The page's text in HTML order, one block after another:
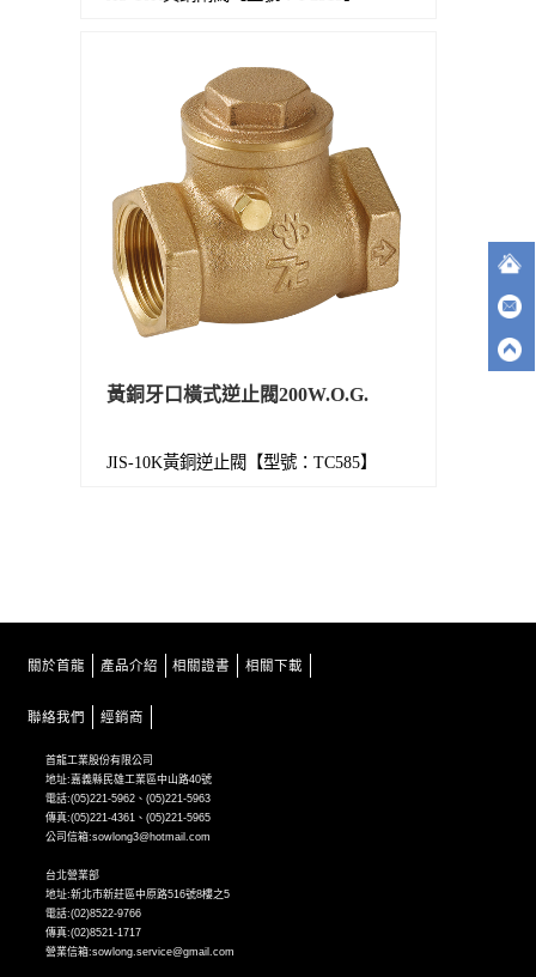
黃銅牙口橫式逆止閥200W.O.G.
JIS-10K黃銅逆止閥【型號：TC585】
關於首龍 產品介紹 相關證書 相關下載
聯絡我們 經銷商
首龍工業股份有限公司
地址:嘉義縣民雄工業區中山路40號
電話:(05)221-5962、(05)221-5963
傳真:(05)221-4361、(05)221-5965
公司信箱:sowlong3@hotmail.com
台北營業部
地址:新北市新莊區中原路516號8樓之5
電話:(02)8522-9766
傳真:(02)8521-1717
營業信箱:sowlong.service@gmail.com